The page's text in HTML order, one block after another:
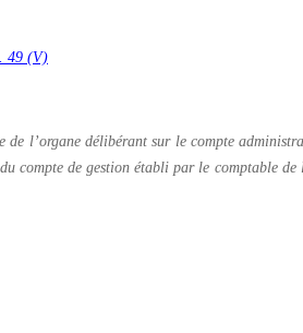
49 (V)
l’organe délibérant sur le compte
compte de gestion établi par le